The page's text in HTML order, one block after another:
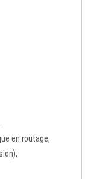
en routage,